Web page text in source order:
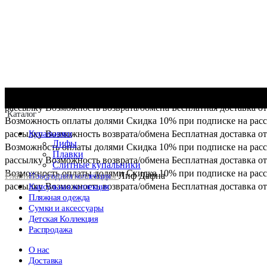
рассылкуВозможность возврата/обменаБесплатная доставка
Возможность оплаты долями Скидка 10% при подписке на
рассылкуВозможность возврата/обмена Бесплатная доставка
Возможность оплаты долями Скидка 10% при подписке на
рассылкуВозможность возврата/обмена Бесплатная доставка
Возможность оплаты долямиСкидка 10% при подписке на
рассылкуВозможность возврата/обмена Бесплатная доставка
Каталог
Купальники
Лифы
Плавки
Слитные купальники
Новогодняя коллекция
Капсульная коллекция
Пляжная одежда
Сумки и аксессуары
Детская Коллекция
Распродажа
О нас
Доставка
ГлавнаяКупальникиЛифыЛиф Дафна